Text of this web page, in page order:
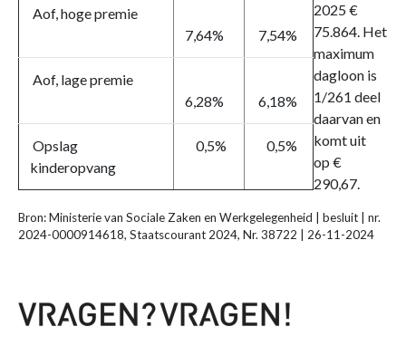
Aof, hoge premie
7,64%
7,54%
Aof, lage premie
6,28%
6,18%
Opslag
kinderopvang
0,5% 0,5%
2025 €
75.864. Het
maximum
dagloon is
1/261 deel
daarvan en
komt uit
op €
290,67.
Bron: Ministerie van Sociale Zaken en Werkgelegenheid | besluit | nr.
2024-0000914618, Staatscourant 2024, Nr. 38722 | 26-11-2024